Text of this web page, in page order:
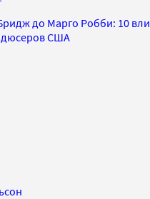
до Марго Робби: 10
США